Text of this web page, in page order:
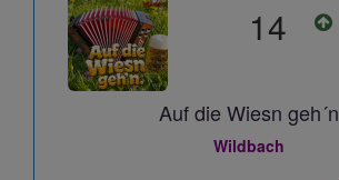
14
Auf die Wiesn geh´n
Wildbach